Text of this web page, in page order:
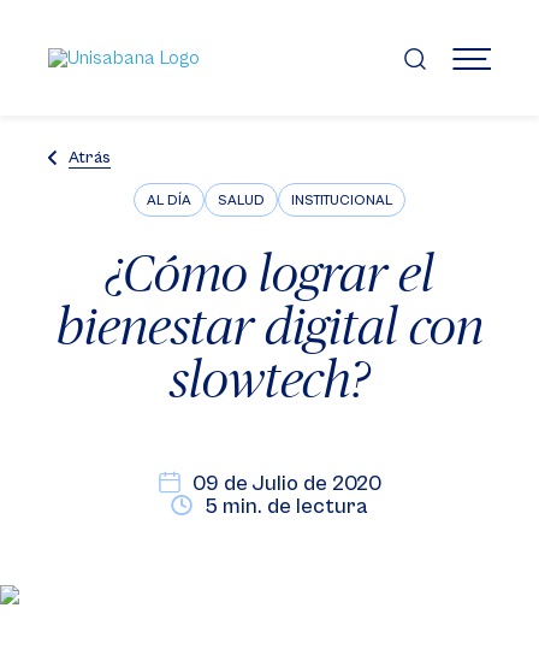
contenido
principal
MENÚ
Atrás
AL DÍA SALUD INSTITUCIONAL
¿Cómo lograr el
bienestar digital con
slowtech?
09 de Julio de 2020
5 min. de lectura